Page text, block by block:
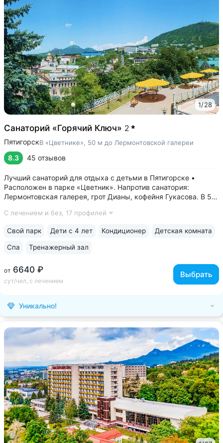
1/28
Санаторий «Горячий Ключ» 2
ПятигорскВ «Цветнике», 50 м до Лермонтовской галереи
8.3 45 отзывов
Лучший санаторий для отдыха с детьми в Пятигорске •
Расположен в парке «Цветник». Напротив санатория:
Лермонтовская галерея, грот Дианы, кофейня Гукасова. В 5-х
Краеведческий музей, Спасский собор • Центральная
С лечением и без, 17 профилей
от 6640 ₽
сут/чел, с лечением
Выбрать
Свой парк Дети с 4 лет Кондиционер Детская комната
Спа Тренажерный зал
Уникально!